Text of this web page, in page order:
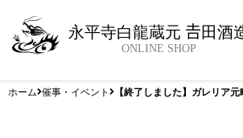
永平寺白龍蔵元 𠮷田酒
ONLINE SHOP
ホーム 催事・イベント 【終了しました】ガレリア